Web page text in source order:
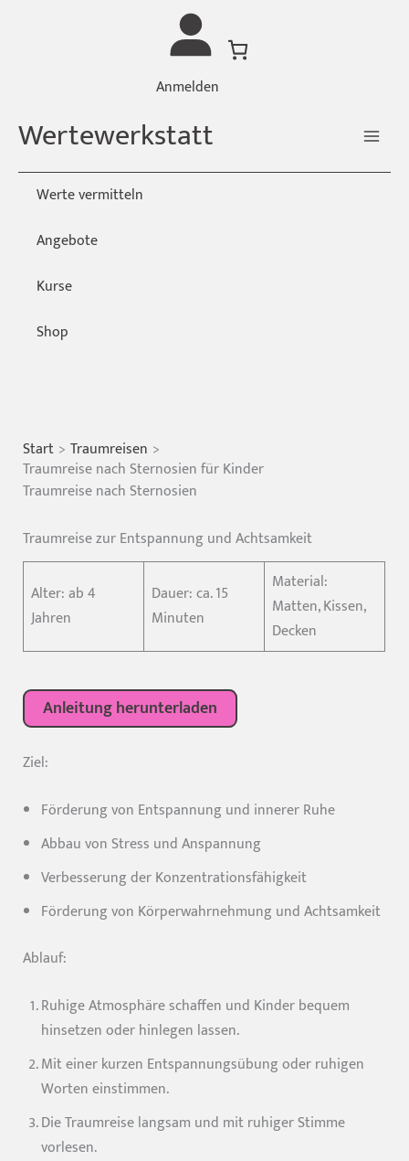
Anmelden
Wertewerkstatt
Werte vermitteln
Angebote
Kurse
Shop
Start Traumreisen
Traumreise nach Sternosien für Kinder
Traumreise nach Sternosien
Traumreise zur Entspannung und Achtsamkeit
Alter: ab 4
Jahren
Dauer: ca. 15
Minuten
Material:
Matten, Kissen,
Decken
Anleitung herunterladen
Ziel:
Förderung von Entspannung und innerer Ruhe
Abbau von Stress und Anspannung
Verbesserung der Konzentrationsfähigkeit
Förderung von Körperwahrnehmung und Achtsamkeit
Ablauf:
Ruhige Atmosphäre schaffen und Kinder bequem
hinsetzen oder hinlegen lassen.
Mit einer kurzen Entspannungsübung oder ruhigen
Worten einstimmen.
Die Traumreise langsam und mit ruhiger Stimme
vorlesen.